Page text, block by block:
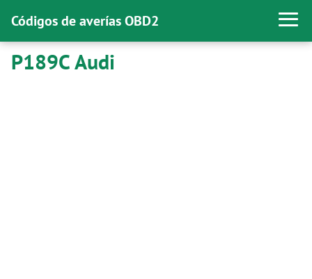
Códigos de averías OBD2
P189C Audi